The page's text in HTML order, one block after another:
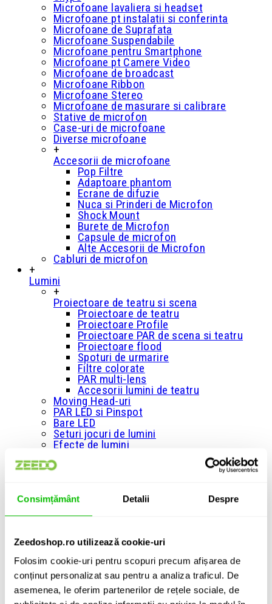
Consimțământ Detalii Despre
Zeedoshop.ro utilizează cookie-uri
Folosim cookie-uri pentru scopuri precum afișarea de
conținut personalizat sau pentru a analiza traficul. De
asemenea, le oferim partenerilor de rețele sociale, de
Microfoane lavaliera si headset
Microfoane pt instalatii si conferinta
Microfoane de Suprafata
Microfoane Suspendabile
Microfoane pentru Smartphone
Microfoane pt Camere Video
Microfoane de broadcast
Microfoane Ribbon
Microfoane Stereo
Microfoane de masurare si calibrare
Stative de microfon
Case-uri de microfoane
Diverse microfoane
+
Accesorii de microfoane
Pop Filtre
Adaptoare phantom
Ecrane de difuzie
Nuca si Prinderi de Microfon
Shock Mount
Burete de Microfon
Capsule de microfon
Alte Accesorii de Microfon
Cabluri de microfon
+
Lumini
+
Proiectoare de teatru si scena
Proiectoare de teatru
Proiectoare Profile
Proiectoare PAR de scena si teatru
Proiectoare flood
Spoturi de urmarire
Filtre colorate
PAR multi-lens
Accesorii lumini de teatru
Moving Head-uri
PAR LED si Pinspot
Bare LED
Seturi jocuri de lumini
Efecte de lumini
Lasere
+
Masini de fum
Masini de fum cu efect vertical
Masini de ceata
Lichid de fum
Esente parfumate pentru lichid de fum
Huse/Genti pentru masini de fum si
ceata